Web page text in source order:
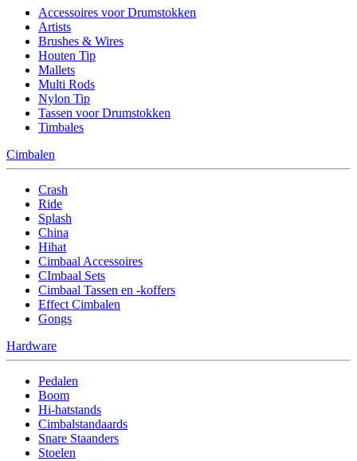
Accessoires voor Drumstokken
Artists
Brushes & Wires
Houten Tip
Mallets
Multi Rods
Nylon Tip
Tassen voor Drumstokken
Timbales
Cimbalen
Crash
Ride
Splash
China
Hihat
Cimbaal Accessoires
CImbaal Sets
Cimbaal Tassen en -koffers
Effect Cimbalen
Gongs
Hardware
Pedalen
Boom
Hi-hatstands
Cimbalstandaards
Snare Staanders
Stoelen